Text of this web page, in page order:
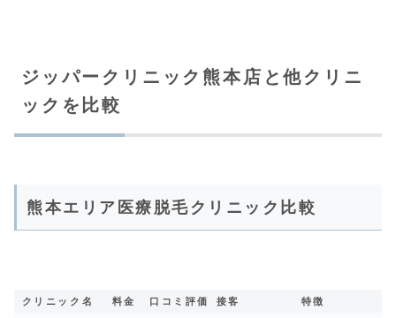
ジッパークリニック熊本店と他クリニ
ックを比較
熊本エリア医療脱毛クリニック比較
クリニック名 料金 口コミ評価 接客 特徴